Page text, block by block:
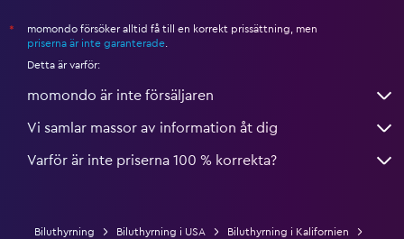
*
momondo försöker alltid få till en korrekt prissättning, men
priserna är inte garanterade.
Detta är varför:
momondo är inte försäljaren
Vi samlar massor av information åt dig
Varför är inte priserna 100 % korrekta?
Biluthyrning Biluthyrning i USA
Biluthyrning i Kalifornien